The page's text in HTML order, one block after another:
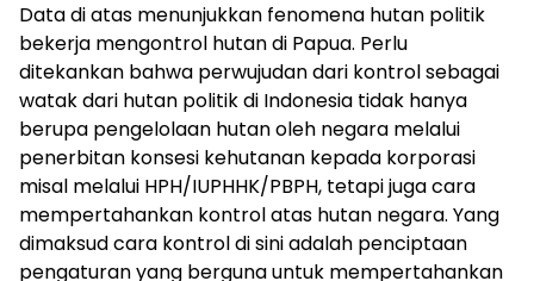
Data di atas menunjukkan fenomena hutan politik
bekerja mengontrol hutan di Papua. Perlu
ditekankan bahwa perwujudan dari kontrol sebagai
watak dari hutan politik di Indonesia tidak hanya
berupa pengelolaan hutan oleh negara melalui
penerbitan konsesi kehutanan kepada korporasi
misal melalui HPH/IUPHHK/PBPH, tetapi juga cara
mempertahankan kontrol atas hutan negara. Yang
dimaksud cara kontrol di sini adalah penciptaan
pengaturan yang berguna untuk mempertahankan